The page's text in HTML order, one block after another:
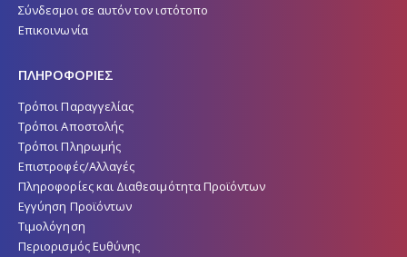
Σύνδεσμοι σε αυτόν τον ιστότοπο
Επικοινωνία
ΠΛΗΡΟΦΟΡΙΕΣ
Τρόποι Παραγγελίας
Τρόποι Αποστολής
Τρόποι Πληρωμής
Επιστροφές/Αλλαγές
Πληροφορίες και Διαθεσιμότητα Προϊόντων
Εγγύηση Προϊόντων
Τιμολόγηση
Περιορισμός Ευθύνης